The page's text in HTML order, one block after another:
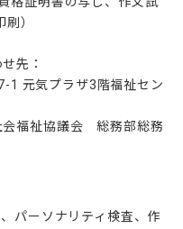
）
先：
1 元気プラザ3階福祉セン
福祉協議会　総務部総務
パーソナリティ検査、作